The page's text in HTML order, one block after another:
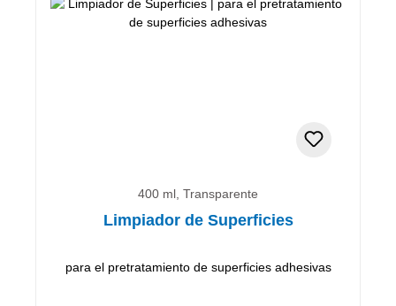
400 ml, Transparente
Limpiador de Superficies
para el pretratamiento de superficies adhesivas